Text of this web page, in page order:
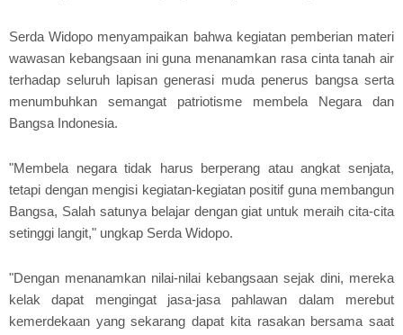
Serda Widopo menyampaikan bahwa kegiatan pemberian materi
wawasan kebangsaan ini guna menanamkan rasa cinta tanah air
terhadap seluruh lapisan generasi muda penerus bangsa serta
menumbuhkan semangat patriotisme membela Negara dan
Bangsa Indonesia.
"Membela negara tidak harus berperang atau angkat senjata,
tetapi dengan mengisi kegiatan-kegiatan positif guna membangun
Bangsa, Salah satunya belajar dengan giat untuk meraih cita-cita
setinggi langit," ungkap Serda Widopo.
"Dengan menanamkan nilai-nilai kebangsaan sejak dini, mereka
kelak dapat mengingat jasa-jasa pahlawan dalam merebut
kemerdekaan yang sekarang dapat kita rasakan bersama saat